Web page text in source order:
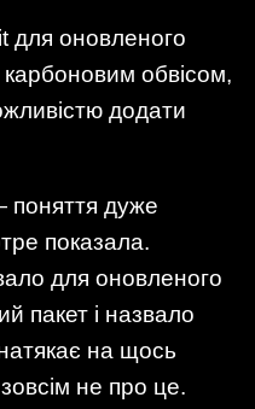
для оновленого
обвісом,
додати
поняття дуже
показала.
для оновленого
пакет і назвало
на щось
не про це.